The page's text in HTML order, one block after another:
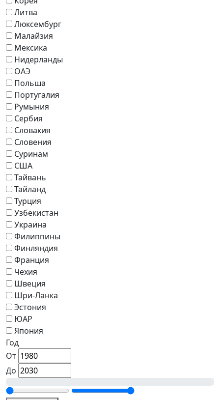
Литва
Люксембург
Малайзия
Мексика
Нидерланды
ОАЭ
Польша
Португалия
Румыния
Сербия
Словакия
Словения
Суринам
США
Тайвань
Тайланд
Турция
Узбекистан
Украина
Филиппины
Финляндия
Франция
Чехия
Швеция
Шри-Ланка
Эстония
ЮАР
Япония
Год
От
До